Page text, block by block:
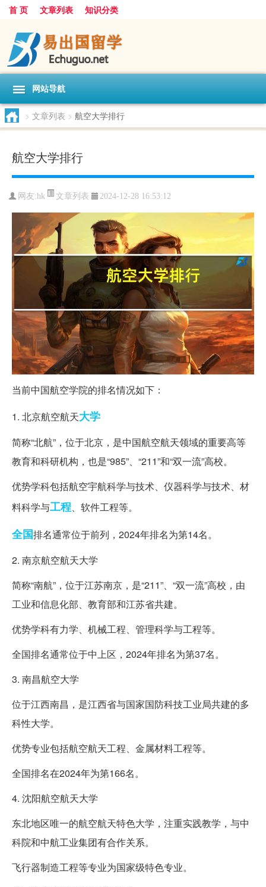
首 页 文章列表 知识分类
网站导航
> 文章列表 > 航空大学排行
航空大学排行
网友:hk 文章列表 2024-12-28 16:53:12
当前中国航空学院的排名情况如下：
1. 北京航空航天大学
简称“北航”，位于北京，是中国航空航天领域的重要高等
教育和科研机构，也是“985”、“211”和“双一流”高校。
优势学科包括航空宇航科学与技术、仪器科学与技术、材
料科学与工程、软件工程等。
全国排名通常位于前列，2024年排名为第14名。
2. 南京航空航天大学
简称“南航”，位于江苏南京，是“211”、“双一流”高校，由
工业和信息化部、教育部和江苏省共建。
优势学科有力学、机械工程、管理科学与工程等。
全国排名通常位于中上区，2024年排名为第37名。
3. 南昌航空大学
位于江西南昌，是江西省与国家国防科技工业局共建的多
科性大学。
优势专业包括航空航天工程、金属材料工程等。
全国排名在2024年为第166名。
4. 沈阳航空航天大学
东北地区唯一的航空航天特色大学，注重实践教学，与中
科院和中航工业集团有合作关系。
飞行器制造工程等专业为国家级特色专业。